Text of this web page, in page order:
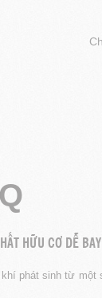
HỮU CƠ DỄ
phát sinh từ